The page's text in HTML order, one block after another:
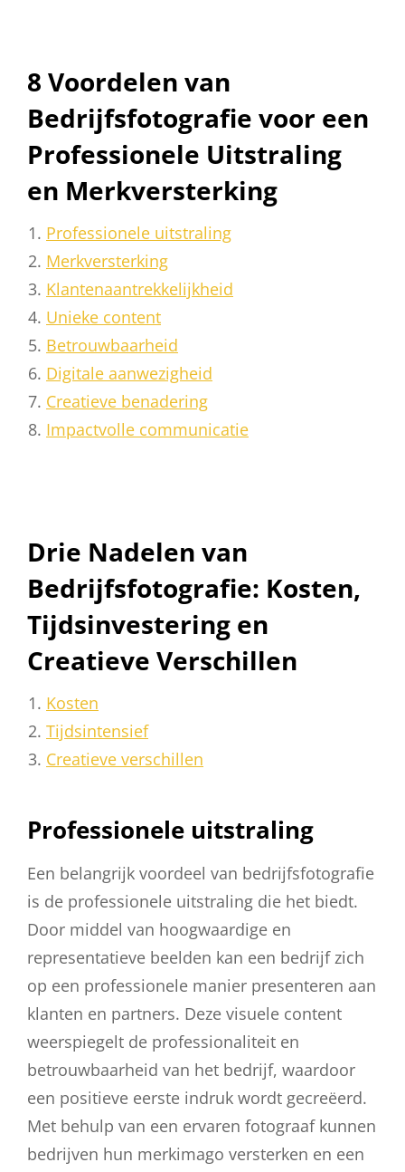
8 Voordelen van
Bedrijfsfotografie voor een
Professionele Uitstraling
en Merkversterking
Professionele uitstraling
Merkversterking
Klantenaantrekkelijkheid
Unieke content
Betrouwbaarheid
Digitale aanwezigheid
Creatieve benadering
Impactvolle communicatie
Drie Nadelen van
Bedrijfsfotografie: Kosten,
Tijdsinvestering en
Creatieve Verschillen
Kosten
Tijdsintensief
Creatieve verschillen
Professionele uitstraling
Een belangrijk voordeel van bedrijfsfotografie
is de professionele uitstraling die het biedt.
Door middel van hoogwaardige en
representatieve beelden kan een bedrijf zich
op een professionele manier presenteren aan
klanten en partners. Deze visuele content
weerspiegelt de professionaliteit en
betrouwbaarheid van het bedrijf, waardoor
een positieve eerste indruk wordt gecreëerd.
Met behulp van een ervaren fotograaf kunnen
bedrijven hun merkimago versterken en een